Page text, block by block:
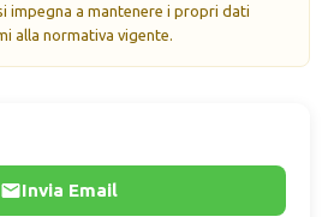
Invia Email
impegna a mantenere i propri dati
alla normativa vigente.